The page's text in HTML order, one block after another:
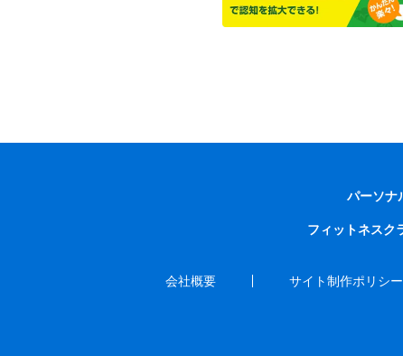
パーソナ
フィットネスク
会社概要 サイト制作ポリシー